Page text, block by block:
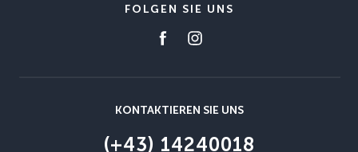
FOLGEN SIE UNS
KONTAKTIEREN SIE UNS
(+43) 14240018